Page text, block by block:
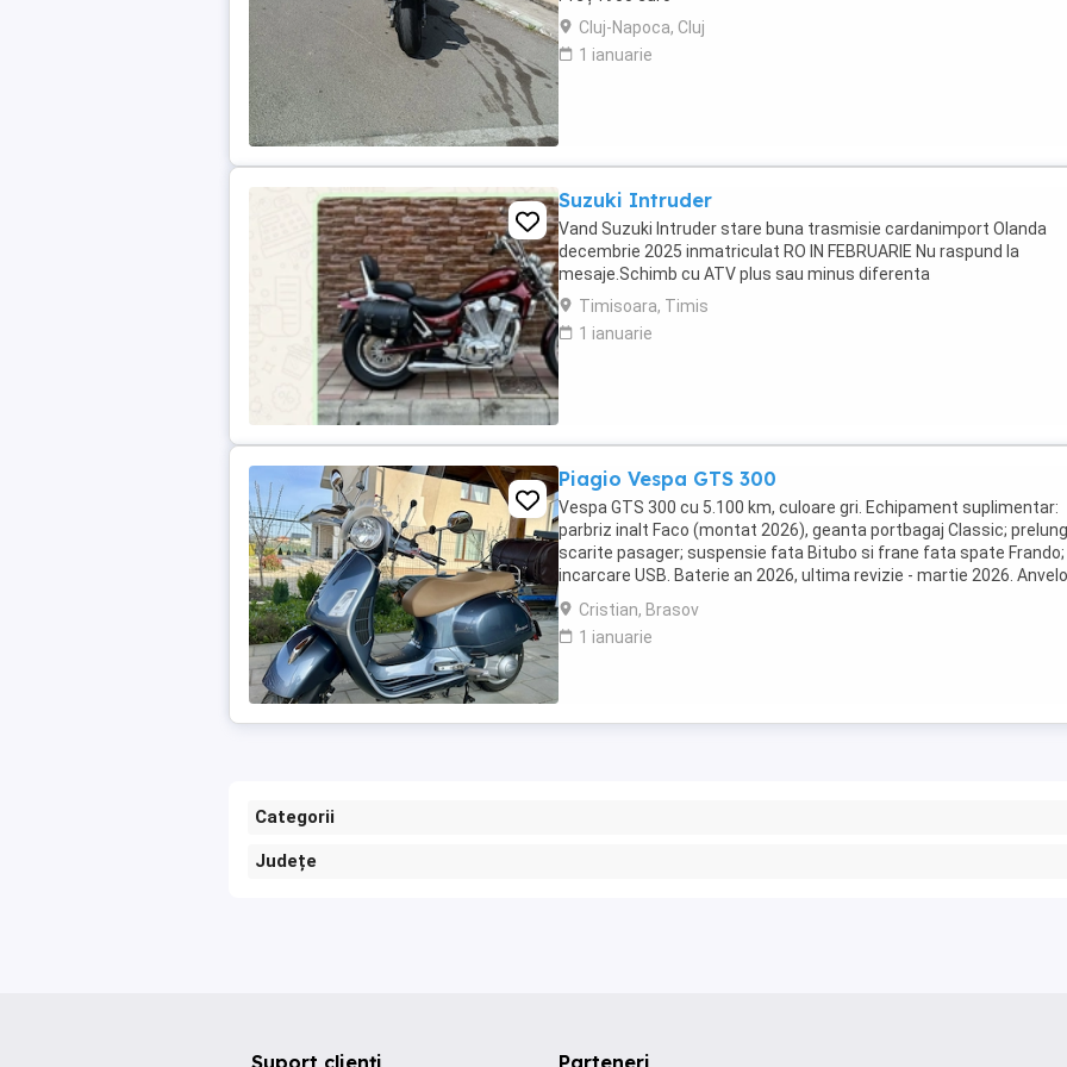
Cluj-Napoca, Cluj
1 ianuarie
Suzuki Intruder
Vand Suzuki Intruder stare buna trasmisie cardanimport Olanda
decembrie 2025 inmatriculat RO IN FEBRUARIE Nu raspund la
mesaje.Schimb cu ATV plus sau minus diferenta
Timisoara, Timis
1 ianuarie
Piagio Vespa GTS 300
Vespa GTS 300 cu 5.100 km, culoare gri. Echipament suplimentar:
parbriz inalt Faco (montat 2026), geanta portbagaj Classic;
scarite pasager; suspensie fata Bitubo si frane fata spate Frando;
incarcare USB. Baterie an 2026, ultima revizie - martie 2026.
2024. Itp valabil pana in ...
Cristian, Brasov
1 ianuarie
Categorii
Județe
Suport clienți Parteneri